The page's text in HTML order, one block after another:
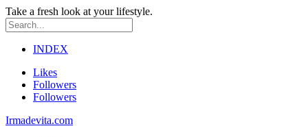
Take a fresh look at your lifestyle.
INDEX
Likes
Followers
Followers
Irmadevita.com